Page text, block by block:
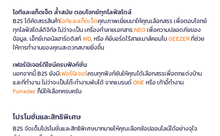
ไอทีและแก็ดเจ็ต ล้ำสมัย ตอบโจทย์ทุกไลฟ์สไตล์
B2S ได้คัดสรรสินค้าไอทีและแก็ดเจ็ตคุณภาพเยี่ยมมาให้คุณเลือกสรร เพื่อตอบโจทย์
ทุกไลฟ์สไตล์ดิจิทัล ไม่ว่าจะเป็น เครื่องทำลายเอกสารNEOเพื่อความปลอดภัยของ
ข้อมูล, เอ็กซ์เทอนัลฮาร์ดดิสก์WD, หรือ คีย์บอร์ดไร้สายเมาส์คอมโบGEEZERที่ช่วย
ให้การทำงานของคุณสะดวกสบายยิ่งขึ้น
เฟอร์นิเจอร์ดีไซน์ครบฟังก์ชั่น
นอกจากนี้ B2S ยังมีเฟอร์นิเจอร์ครบทุกฟังก์ชันให้คุณได้เลือกสรรเพื่อตกแต่งบ้าน
และที่ทำงาน ไม่ว่าจะเป็นโต๊ะทำงานพับได้ จากแบรนด์ONEหรือ เก้าอี้ทำงาน
Furradecก็มีให้เลือกครบครัน
โปรโมชั่นและสิทธิพิเศษ
B2S จัดเต็มโปรโมชั่นและสิทธิพิเศษมากมายให้คุณเลือกช้อปออนไลน์ได้อย่างจุใจ